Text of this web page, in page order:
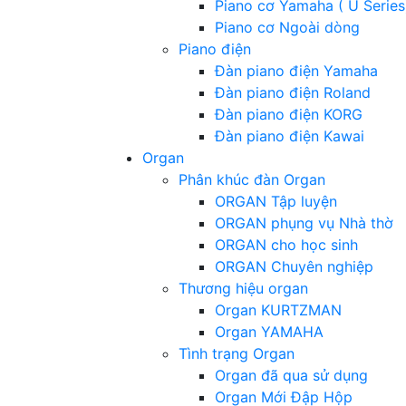
Piano cơ Yamaha ( U
Piano cơ Ngoài dòng
Piano điện
Đàn piano điện Yamaha
Đàn piano điện Roland
Đàn piano điện KORG
Đàn piano điện Kawai
Organ
Phân khúc đàn Organ
ORGAN Tập luyện
ORGAN phụng vụ Nhà thờ
ORGAN cho học sinh
ORGAN Chuyên nghiệp
Thương hiệu organ
Organ KURTZMAN
Organ YAMAHA
Tình trạng Organ
Organ đã qua sử dụng
Organ Mới Đập Hộp